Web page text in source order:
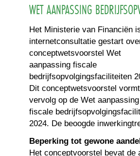
WET AANPASSING
Het Ministerie van Financiën
internetconsultatie gestart
conceptwetsvoorstel Wet
aanpassing fiscale
bedrijfsopvolgingsfaciliteiten
Dit conceptwetsvoorstel
vervolg op de Wet aanpassing
fiscale
2024. De beoogde
Beperking tot gewone
Het conceptvoorstel bevat de